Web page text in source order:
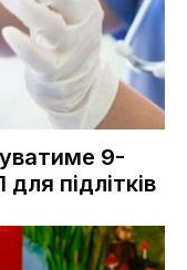
9-
підлітків